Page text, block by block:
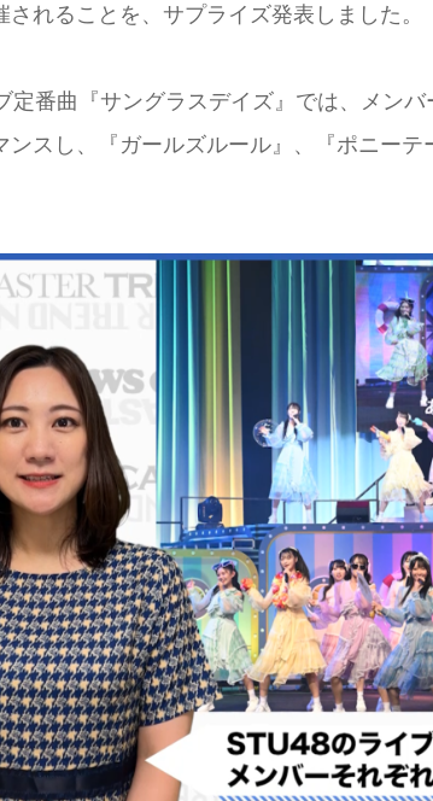
されることを、サプライズ発表しました。
定番曲『サングラスデイズ』では、メン
ンスし、『ガールズルール』、『ポニー